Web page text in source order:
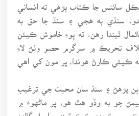
سائنس جا ڪتاب پڙهي ته انساني
سنڌي به هجي ۽ سنڌ جا حق به
ٿيندا رهن، ته پوءِ خاموش ڪيئن
تحريڪ ۾ سرگرم حصو وٺڻ لاءِ
ڪيئي ڪارڻ هوندا، پر مون کي اهي
پڙهڻ ۽ سنڌ سان محبت جي ترغيب
جو به وڏو هٿ هو، پر ماڻهوءَ ۾
ته پوءِ ڪجهه ڪونه ٿيندو. اصل ڳالهه